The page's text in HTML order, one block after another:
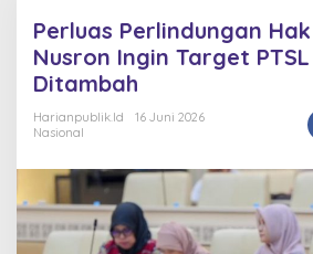
r
l
u
r
i
n
d
Perluas Perlindungan
Nusron Ingin Target PTSL
Ditambah
Harianpublik.id
16 Juni 2026
Nasional